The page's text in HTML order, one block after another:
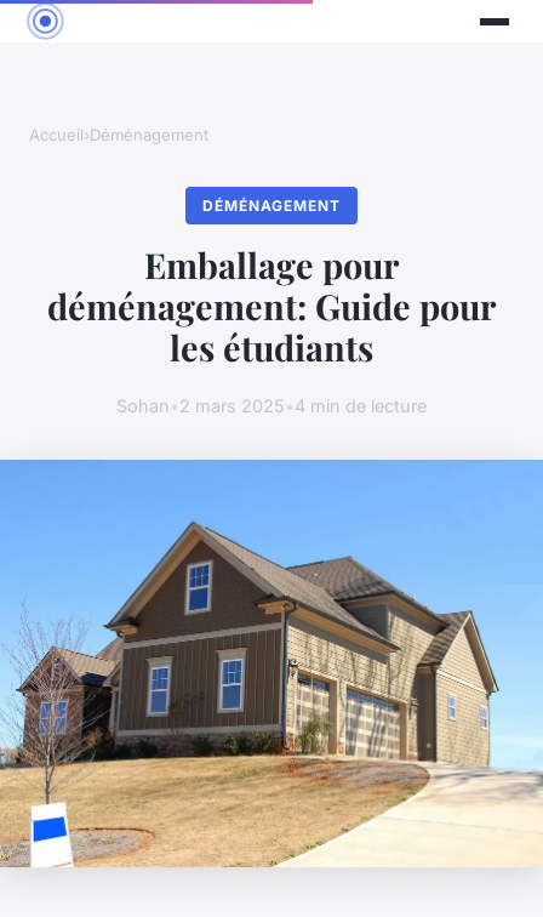
Accueil›Déménagement
DÉMÉNAGEMENT
Emballage pour
déménagement: Guide pour
les étudiants
Sohan •2 mars 2025•4 min de lecture